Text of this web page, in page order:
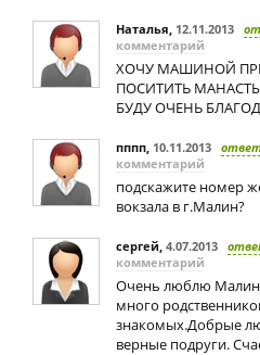
Наталья, 12.11.2013
комментарий
ХОЧУ МАШИНОЙ
ПОСИТИТЬ
БУДУ ОЧЕНЬ
пппп, 10.11.2013
комментарий
подскажите номер
вокзала в г.Малин?
сергей, 4.07.2013
комментарий
Очень люблю
много
знакомых.Добрые
верные подруги.